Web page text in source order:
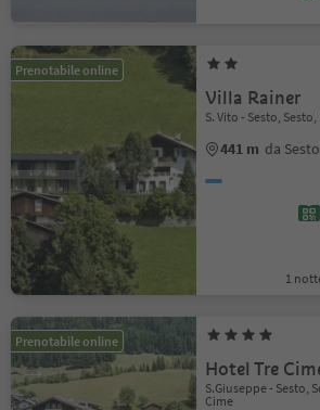
Prenotabile online
Villa Rainer
S. Vito - Sesto,
441 m da
1
Prenotabile online
Hotel Tre
S.Giuseppe - Sesto,
Cime